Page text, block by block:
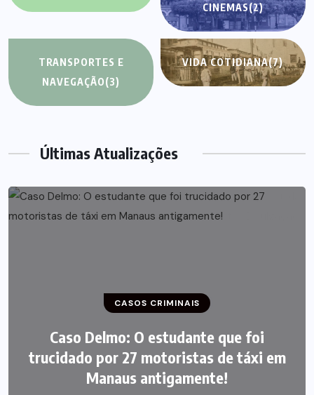
CINEMAS(2)
TRANSPORTES E
NAVEGAÇÃO(3)
VIDA COTIDIANA(7)
Últimas Atualizações
CASOS CRIMINAIS
Caso Delmo: O estudante que foi
trucidado por 27 motoristas de táxi em
Manaus antigamente!